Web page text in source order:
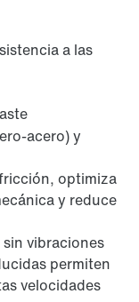
a las
acero) y
optimiza
y reduce
vibraciones
permiten
velocidades